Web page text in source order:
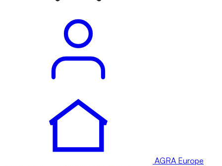
AGRA Europe